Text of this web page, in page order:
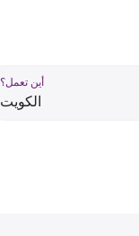
أين تعمل؟
الكويت